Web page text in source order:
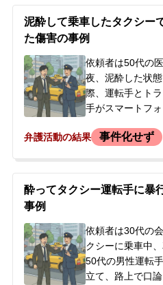
た。翌朝、祖母
ましたが、後日
出しを受け、傷
とになりました
が全くなく、前
を感じており、
当事務所に相談
泥酔して乗車したタクシー
た傷害の事例
依頼者は50代の
夜、泥酔した状
際、運転手とト
手がスマートフ
を負わせてしま
と示談をすれば
ている」と促さ
謝罪したところ
1200万円という
した。依頼者は
のの、金額に納
弁護活動の結果 事件化せず
酔ってタクシー運転手に暴
事例
依頼者は30代の
クシーに乗車中
50代の男性運転
立て、路上で口